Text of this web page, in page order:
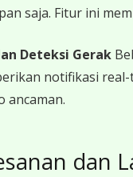
saja. Fitur ini
Deteksi Gerak
notifikasi
ancaman.
dan